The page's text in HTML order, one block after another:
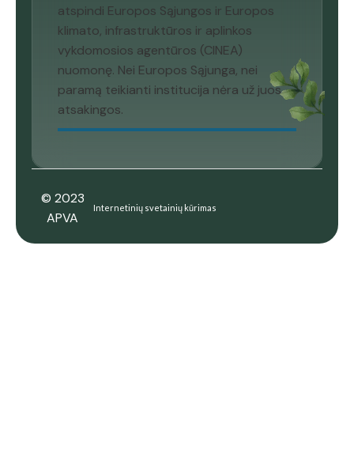
atspindi Europos Sąjungos ir Europos
klimato, infrastruktūros ir aplinkos
vykdomosios agentūros (CINEA)
nuomonę. Nei Europos Sąjunga, nei
paramą teikianti institucija nėra už juos
atsakingos.
© 2023
APVA
Internetinių svetainių kūrimas